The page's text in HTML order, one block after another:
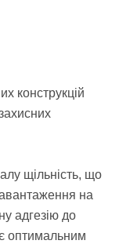
конструкцій
щільність, що
на
адгезію до
оптимальним